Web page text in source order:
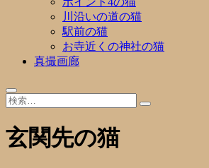
川沿いの道の猫
駅前の猫
お寺近くの神社の猫
真撮画廊
玄関先の猫